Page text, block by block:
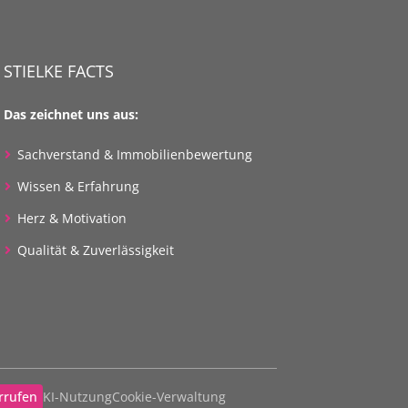
STIELKE FACTS
Das zeichnet uns aus:
Sachverstand & Immobilienbewertung
Wissen & Erfahrung
Herz & Motivation
Qualität & Zuverlässigkeit
KI-NutzungCookie-Verwaltung